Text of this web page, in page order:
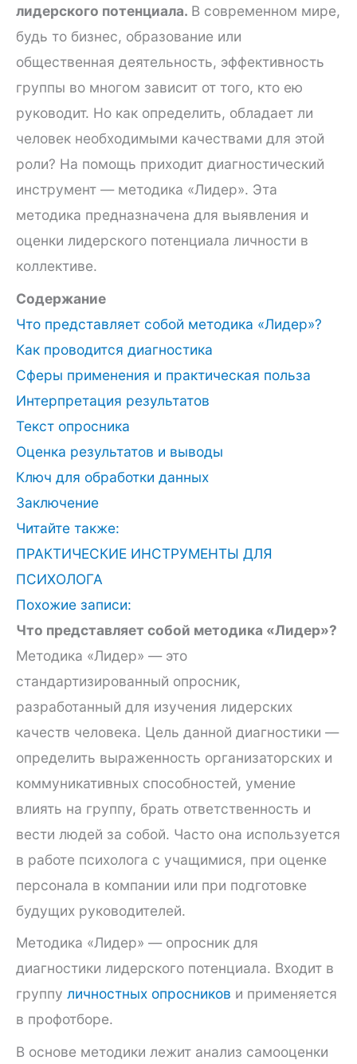
лидерского потенциала. В современном мире,
будь то бизнес, образование или
общественная деятельность, эффективность
группы во многом зависит от того, кто ею
руководит. Но как определить, обладает ли
человек необходимыми качествами для этой
роли? На помощь приходит диагностический
инструмент — методика «Лидер». Эта
методика предназначена для выявления и
оценки лидерского потенциала личности в
коллективе.
Содержание
Что представляет собой методика «Лидер»?
Как проводится диагностика
Сферы применения и практическая польза
Интерпретация результатов
Текст опросника
Оценка результатов и выводы
Ключ для обработки данных
Заключение
Читайте также:
ПРАКТИЧЕСКИЕ ИНСТРУМЕНТЫ ДЛЯ
ПСИХОЛОГА
Похожие записи:
Что представляет собой методика «Лидер»?
Методика «Лидер» — это
стандартизированный опросник,
разработанный для изучения лидерских
качеств человека. Цель данной диагностики —
определить выраженность организаторских и
коммуникативных способностей, умение
влиять на группу, брать ответственность и
вести людей за собой. Часто она используется
в работе психолога с учащимися, при оценке
персонала в компании или при подготовке
будущих руководителей.
Методика «Лидер» — опросник для
диагностики лидерского потенциала. Входит в
группу личностных опросников и применяется
в профотборе.
В основе методики лежит анализ самооценки